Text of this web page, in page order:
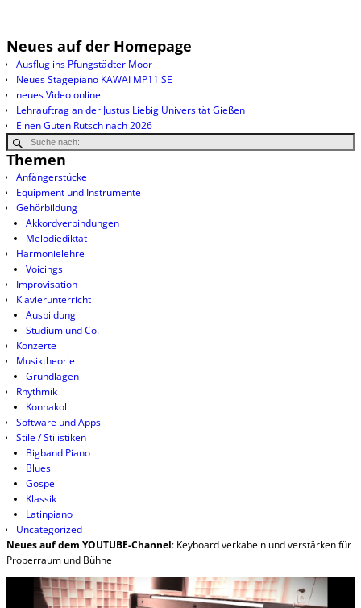
Neues auf der Homepage
Ausflug ins Pfungstädter Moor
Neues Stagepiano KAWAI MP11 SE
neues Video online
Lehrauftrag an der Justus Liebig Universität Gießen
Einen Guten Rutsch nach 2026
Themen
Anfängerstücke
Equipment und Instrumente
Gehörbildung
Akkordverbindungen
Melodiediktat
Harmonielehre
Voicings
Improvisation
Klavierunterricht
Ausbildung
Studium und Co.
Konzerte
Musiktheorie
Grundlagen
Rhythmik
Konnakol
Software und Apps
Stile / Stilistiken
Bigband Piano
Blues
Gospel
Klassik
Latinpiano
Uncategorized
Neues auf dem YOUTUBE-Channel: Keyboard verkabeln und verstärken für
Proberraum und Bühne